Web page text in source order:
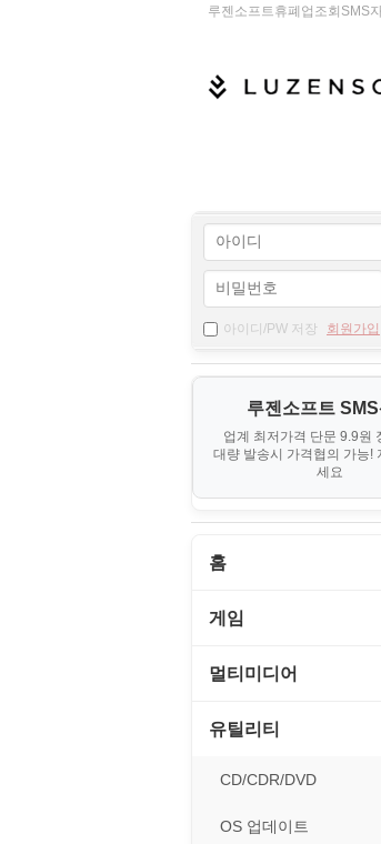
루젠소프트휴폐업조회 SMS
아이디/PW 저장 회원가입
루젠소프트 SMS
업계 최저가격 단문 9.9원
대량 발송시 가격협의 가능!
세요
홈
게임
게임 관련 툴
멀티미디어
CD/DVD 재생기
MP3 관련 툴
MP3 재생기
유틸리티
CD/CDR/DVD
OS 업데이트